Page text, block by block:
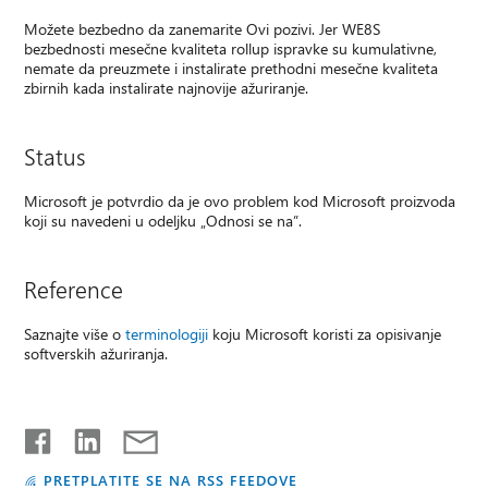
Možete bezbedno da zanemarite Ovi pozivi. Jer WE8S
bezbednosti mesečne kvaliteta rollup ispravke su kumulativne,
nemate da preuzmete i instalirate prethodni mesečne kvaliteta
zbirnih kada instalirate najnovije ažuriranje.
Status
Microsoft je potvrdio da je ovo problem kod Microsoft proizvoda
koji su navedeni u odeljku „Odnosi se na”.
Reference
Saznajte više oterminologiji koju Microsoft koristi za opisivanje
softverskih ažuriranja.
PRETPLATITE SE NA RSS FEEDOVE